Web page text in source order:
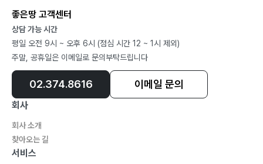
좋은땅 고객센터
상담 가능 시간
평일 오전 9시 ~ 오후 6시 (점심 시간 12 ~ 1시 제외)
주말, 공휴일은 이메일로 문의부탁드립니다
02.374.8616 이메일 문의
회사
회사 소개
찾아오는 길
서비스